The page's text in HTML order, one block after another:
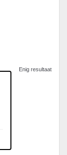
Enig resultaat